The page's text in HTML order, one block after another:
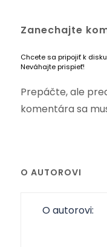
Zanechajte
Chcete sa pripojiť k
Neváhajte prispieť!
Prepáčte, ale
komentára sa
O AUTOROVI
O autorovi: